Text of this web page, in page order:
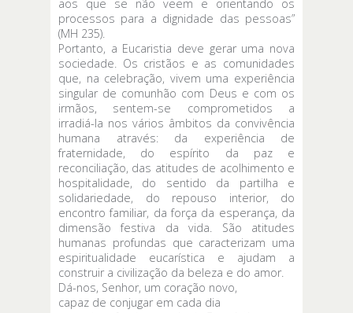
aos que se não veem e orientando os
processos para a dignidade das pessoas”
(MH 235).
Portanto, a Eucaristia deve gerar uma nova
sociedade. Os cristãos e as comunidades
que, na celebração, vivem uma experiência
singular de comunhão com Deus e com os
irmãos, sentem-se comprometidos a
irradiá-la nos vários âmbitos da convivência
humana através: da experiência de
fraternidade, do espírito da paz e
reconciliação, das atitudes de acolhimento e
hospitalidade, do sentido da partilha e
solidariedade, do repouso interior, do
encontro familiar, da força da esperança, da
dimensão festiva da vida. São atitudes
humanas profundas que caracterizam uma
espiritualidade eucarística e ajudam a
construir a civilização da beleza e do amor.
Dá-nos, Senhor, um coração novo,
capaz de conjugar em cada dia